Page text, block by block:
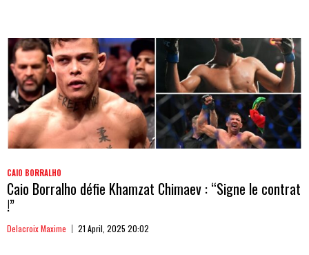
CAIO BORRALHO
Caio Borralho défie Khamzat Chimaev : “Signe le contrat
!”
Delacroix Maxime 21 April, 2025 20:02